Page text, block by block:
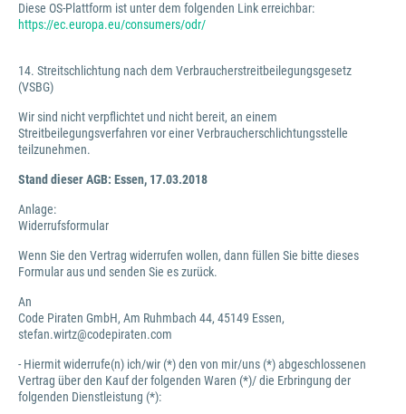
Diese OS-Plattform ist unter dem folgenden Link erreichbar:
https://ec.europa.eu/consumers/odr/
14. Streitschlichtung nach dem Verbraucherstreitbeilegungsgesetz
(VSBG)
Wir sind nicht verpflichtet und nicht bereit, an einem
Streitbeilegungsverfahren vor einer Verbraucherschlichtungsstelle
teilzunehmen.
Stand dieser AGB: Essen, 17.03.2018
Anlage:
Widerrufsformular
Wenn Sie den Vertrag widerrufen wollen, dann füllen Sie bitte dieses
Formular aus und senden Sie es zurück.
An
Code Piraten GmbH, Am Ruhmbach 44, 45149 Essen,
stefan.wirtz@codepiraten.com
- Hiermit widerrufe(n) ich/wir (*) den von mir/uns (*) abgeschlossenen
Vertrag über den Kauf der folgenden Waren (*)/ die Erbringung der
folgenden Dienstleistung (*):